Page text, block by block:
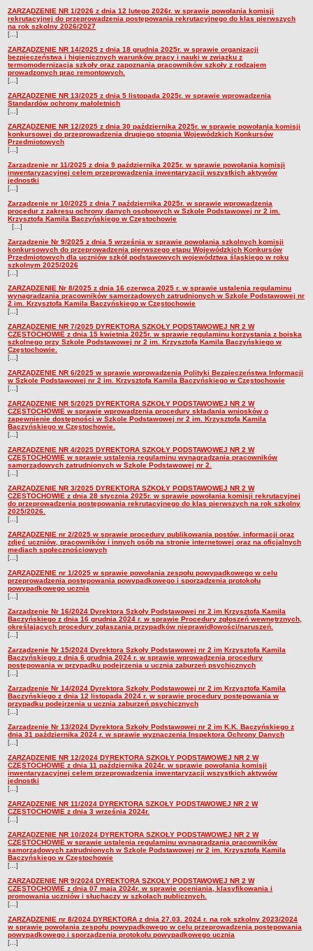
Deklaracja dostępności
Zespół Poradni
BIURO FINANSÓW OŚWIATY
Statut
Godziny dyżurów
Zarządzenia
Kontrole
Sprawozdania
Deklaracja dostępności
OŚWIADCZENIA MAJĄTKOWE
UDOSTĘPNIANIE INFORMACJI PUBLICZNEJ
OCHRONA DANYCH OSOBOWYCH
ZARZĄDZENIE NR 1/2026 z dnia 12 lutego 2026r. w sprawie powołania komisji
rekrutacyjnej do przeprowadzenia postępowania rekrutacyjnego do klas pierwszych
na rok szkolny 2026/2027
[...]
ZARZĄDZENIE NR 14/2025 z dnia 18 grudnia 2025r. w sprawie organizacji
bezpieczeństwa i higienicznych warunków pracy i nauki w związku z
termomodernizacją szkoły oraz zapoznania pracowników szkoły z rodzajem
prowadzonych prac remontowych.
[...]
ZARZĄDZENIE NR 13/2025 z dnia 5 listopada 2025r. w sprawie wprowadzenia
Standardów ochrony małoletnich
[...]
ZARZĄDZENIE NR 12/2025 z dnia 30 października 2025r. w sprawie powołania komisji
konkursowej do przeprowadzenia drugiego stopnia Wojewódzkich Konkursów
Przedmiotowych
[...]
Zarządzenie nr 11/2025 z dnia 9 października 2025r. w sprawie powołania komisji
inwentaryzacyjnej celem przeprowadzenia inwentaryzacji wszystkich aktywów
jednostki
[...]
Zarządzenie nr 10/2025 z dnia 7 października 2025r. w sprawie wprowadzenia
procedur z zakresu ochrony danych osobowych w Szkole Podstawowej nr 2 im.
Krzysztofa Kamila Baczyńskiego w Częstochowie
[...]
Zarządzenie Nr 9/2025 z dnia 5 września w sprawie powołania szkolnych komisji
konkursowych do przeprowadzenia pierwszego etapu Wojewódzkich Konkursów
Przedmiotowych dla uczniów szkół podstawowych województwa śląskiego w roku
szkolnym 2025/2026
[...]
ZARZĄDZENIE Nr 8/2025 z dnia 16 czerwca 2025 r. w sprawie ustalenia regulaminu
wynagradzania pracowników samorządowych zatrudnionych w Szkole Podstawowej nr
2 im. Krzysztofa Kamila Baczyńskiego w Częstochowie
[...]
ZARZĄDZENIE NR 7/2025 DYREKTORA SZKOŁY PODSTAWOWEJ NR 2 W
CZĘSTOCHOWIE z dnia 15 kwietnia 2025r. w sprawie regulaminu korzystania z boiska
szkolnego przy Szkole Podstawowej nr 2 im. Krzysztofa Kamila Baczyńskiego w
Częstochowie.
[...]
ZARZĄDZENIE NR 6/2025 w sprawie wprowadzenia Polityki Bezpieczeństwa Informacji
w Szkole Podstawowej nr 2 im. Krzysztofa Kamila Baczyńskiego w Częstochowie
[...]
ZARZĄDZENIE NR 5/2025 DYREKTORA SZKOŁY PODSTAWOWEJ NR 2 W
CZĘSTOCHOWIE w sprawie wprowadzenia procedury składania wniosków o
zapewnienie dostępności w Szkole Podstawowej nr 2 im. Krzysztofa Kamila
Baczyńskiego w Częstochowie.
[...]
ZARZĄDZENIE NR 4/2025 DYREKTORA SZKOŁY PODSTAWOWEJ NR 2 W
CZĘSTOCHOWIE w sprawie ustalenia regulaminu wynagradzania pracowników
samorządowych zatrudnionych w Szkole Podstawowej nr 2.
[...]
ZARZĄDZENIE NR 3/2025 DYREKTORA SZKOŁY PODSTAWOWEJ NR 2 W
CZĘSTOCHOWIE z dnia 28 stycznia 2025r. w sprawie powołania komisji rekrutacyjnej
do przeprowadzenia postępowania rekrutacyjnego do klas pierwszych na rok szkolny
2025/2026.
[...]
ZARZĄDZENIE nr 2/2025 w sprawie procedury publikowania postów, informacji oraz
zdjęć uczniów, pracowników i innych osób na stronie internetowej oraz na oficjalnych
mediach społecznościowych
[...]
ZARZĄDZENIE nr 1/2025 w sprawie powołania zespołu powypadkowego w celu
przeprowadzenia postępowania powypadkowego i sporządzenia protokołu
powypadkowego ucznia
[...]
Zarządzenie Nr 16/2024 Dyrektora Szkoły Podstawowej nr 2 im Krzysztofa Kamila
Baczyńskiego z dnia 16 grudnia 2024 r. w sprawie Procedury zgłoszeń wewnętrznych,
określających procedury zgłaszania przypadków nieprawidłowości/naruszeń.
[...]
Zarządzenie Nr 15/2024 Dyrektora Szkoły Podstawowej nr 2 im Krzysztofa Kamila
Baczyńskiego z dnia 6 grudnia 2024 r. w sprawie wprowadzenia procedury
postępowania w przypadku podejrzenia u ucznia zaburzeń psychicznych
[...]
Zarządzenie Nr 14/2024 Dyrektora Szkoły Podstawowej nr 2 im Krzysztofa Kamila
Baczyńskiego z dnia 12 listopada 2024 r. w sprawie procedury postępowania w
przypadku podejrzenia u ucznia zaburzeń psychicznych
[...]
Zarządzenie Nr 13/2024 Dyrektora Szkoły Podstawowej nr 2 im K.K. Baczyńskiego z
dnia 31 października 2024 r. w sprawie wyznaczenia Inspektora Ochrony Danych
[...]
ZARZĄDZENIE NR 12/2024 DYREKTORA SZKOŁY PODSTAWOWEJ NR 2 W
CZĘSTOCHOWIE z dnia 11 października 2024r. w sprawie powołania komisji
inwentaryzacyjnej celem przeprowadzenia inwentaryzacji wszystkich aktywów
jednostki
[...]
ZARZĄDZENIE NR 11/2024 DYREKTORA SZKOŁY PODSTAWOWEJ NR 2 W
CZĘSTOCHOWIE z dnia 3 września 2024r.
[...]
ZARZĄDZENIE NR 10/2024 DYREKTORA SZKOŁY PODSTAWOWEJ NR 2 W
CZĘSTOCHOWIE w sprawie ustalenia regulaminu wynagradzania pracowników
samorządowych zatrudnionych w Szkole Podstawowej nr 2 im. Krzysztofa Kamila
Baczyńskiego w Częstochowie
[...]
ZARZĄDZENIE NR 9/2024 DYREKTORA SZKOŁY PODSTAWOWEJ NR 2 W
CZĘSTOCHOWIE z dnia 07 maja 2024r. w sprawie oceniania, klasyfikowania i
promowania uczniów i słuchaczy w szkołach publicznych.
[...]
ZARZĄDZENIE nr 8/2024 DYREKTORA z dnia 27.03. 2024 r. na rok szkolny 2023/2024
w sprawie powołania zespołu powypadkowego w celu przeprowadzenia postępowania
powypadkowego i sporządzenia protokołu powypadkowego ucznia
[...]